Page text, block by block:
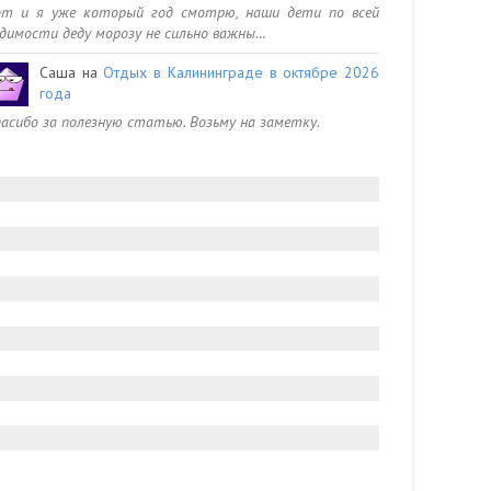
и я уже который год смотрю, наши дети по всей
деду морозу не сильно важны…
Саша наОтдых в Калининграде в октябре 2026
года
за полезную статью. Возьму на заметку.